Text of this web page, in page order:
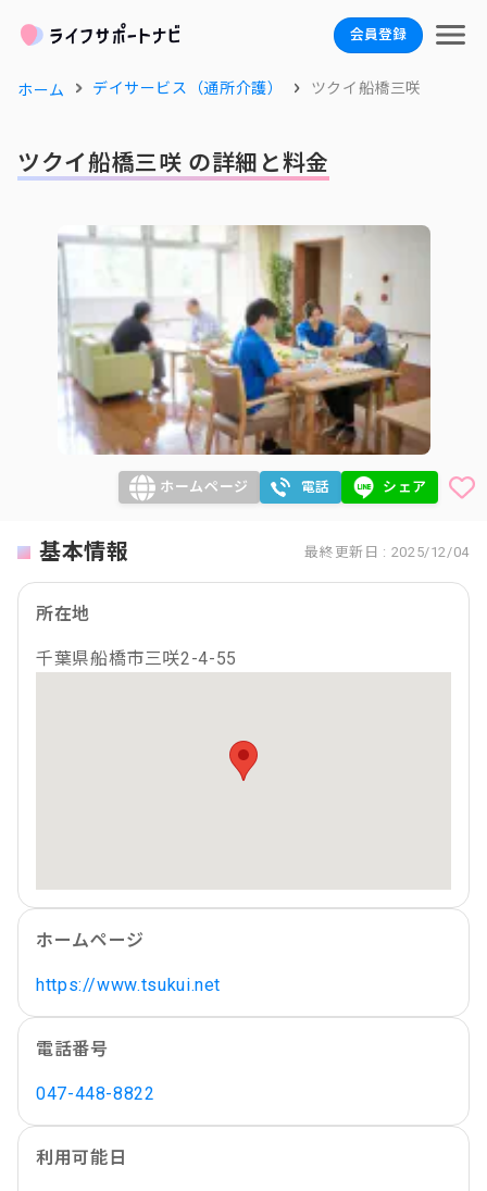
会員登録
ホーム デイサービス（通所介護） ツクイ船橋三咲
ツクイ船橋三咲 の詳細と料金
ホームページ 電話 シェア
基本情報 最終更新日 : 2025/12/04
所在地
千葉県船橋市三咲2-4-55
ホームページ
https://www.tsukui.net
電話番号
047-448-8822
利用可能日